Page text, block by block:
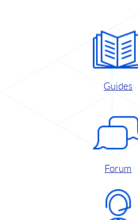
Guides
Forum